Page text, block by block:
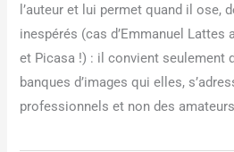
l’auteur et lui permet quand il ose,
inespérés (cas d’Emmanuel Lattes
et Picasa !) : il convient seulement
banques d’images qui elles,
professionnels et non des